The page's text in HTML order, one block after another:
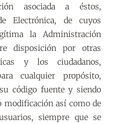
asociada a éstos,
Electrónica, de cuyos
la Administración
disposición por otras
y los ciudadanos,
cualquier propósito,
código fuente y siendo
modificación así como de
siempre que se